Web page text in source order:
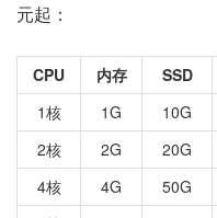
元起：
CPU 内存 SSD
1核
1G 10G
2核
2G 20G
4核
4G 50G